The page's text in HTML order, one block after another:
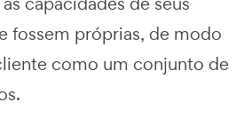
fossem próprias, de modo
como um conjunto de